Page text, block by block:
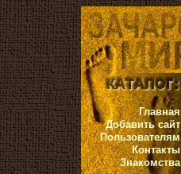
Главная
Добавить сайт
Пользователям
Контакты
Знакомства